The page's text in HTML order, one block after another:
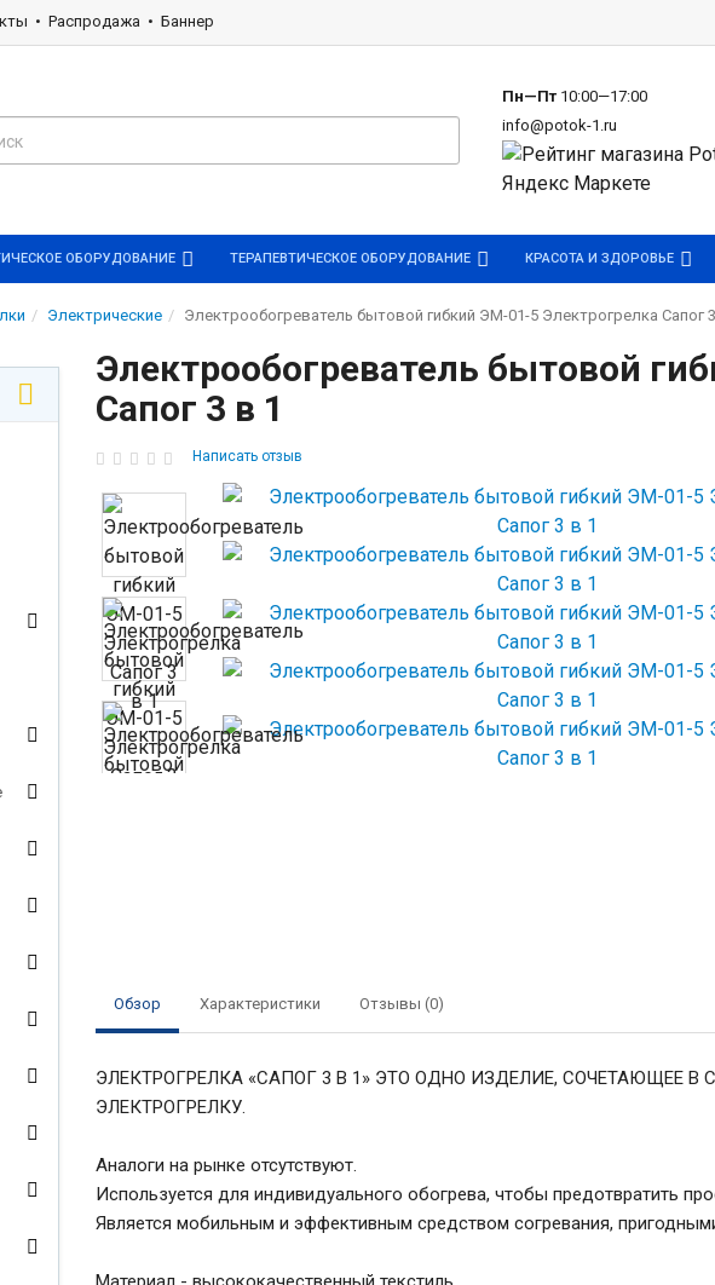
Распродажа Баннер
Пн—Пт10:00—17:00
info@potok-1.ru
ОБОРУДОВАНИЕ ТЕРАПЕВТИЧЕСКОЕ ОБОРУДОВАНИЕ КРАСОТА И ЗДОРОВЬЕ
Электрические Электрообогреватель бытовой гибкий ЭМ-01-5 Электрогрелка Сапог
Электрообогреватель бытовой
Сапог 3 в 1
Написать отзыв
Обзор Характеристики Отзывы (0)
ЭЛЕКТРОГРЕЛКА «САПОГ 3 В 1» ЭТО ОДНО ИЗДЕЛИЕ, СОЧЕТАЮЩЕЕ
ЭЛЕКТРОГРЕЛКУ.
Аналоги на рынке отсутствуют.
Используется для индивидуального обогрева, чтобы предотвратить
Является мобильным и эффективным средством согревания,